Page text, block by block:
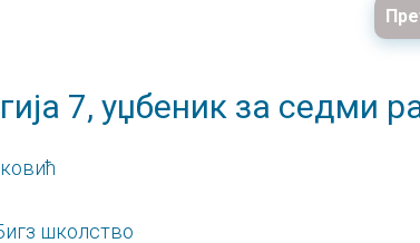
7, уџбеник за седми
школство